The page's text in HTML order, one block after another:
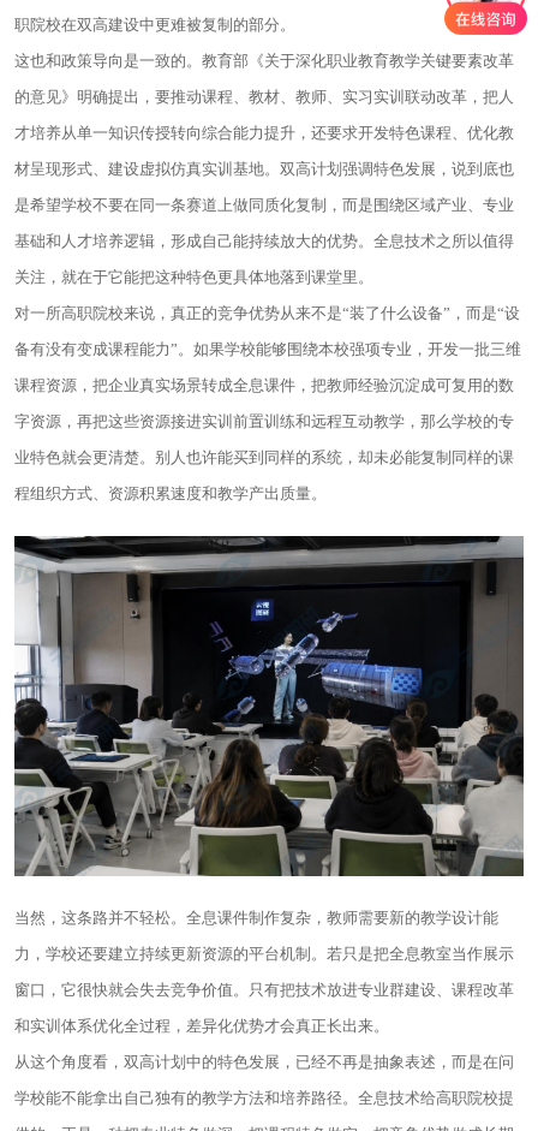
职院校在双高建设中更难被复制的部分。
这也和政策导向是一致的。教育部《关于深化职业教育教学关键要素改革
的意见》明确提出，要推动课程、教材、教师、实习实训联动改革，把人
才培养从单一知识传授转向综合能力提升，还要求开发特色课程、优化教
材呈现形式、建设虚拟仿真实训基地。双高计划强调特色发展，说到底也
是希望学校不要在同一条赛道上做同质化复制，而是围绕区域产业、专业
基础和人才培养逻辑，形成自己能持续放大的优势。全息技术之所以值得
关注，就在于它能把这种特色更具体地落到课堂里。
对一所高职院校来说，真正的竞争优势从来不是“装了什么设备”，而是“设
备有没有变成课程能力”。如果学校能够围绕本校强项专业，开发一批三维
课程资源，把企业真实场景转成全息课件，把教师经验沉淀成可复用的数
字资源，再把这些资源接进实训前置训练和远程互动教学，那么学校的专
业特色就会更清楚。别人也许能买到同样的系统，却未必能复制同样的课
程组织方式、资源积累速度和教学产出质量。
当然，这条路并不轻松。全息课件制作复杂，教师需要新的教学设计能
力，学校还要建立持续更新资源的平台机制。若只是把全息教室当作展示
窗口，它很快就会失去竞争价值。只有把技术放进专业群建设、课程改革
和实训体系优化全过程，差异化优势才会真正长出来。
从这个角度看，双高计划中的特色发展，已经不再是抽象表述，而是在问
学校能不能拿出自己独有的教学方法和培养路径。全息技术给高职院校提